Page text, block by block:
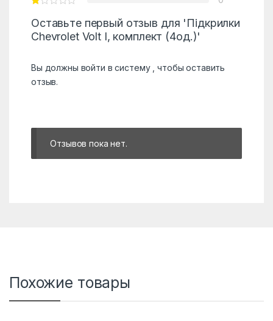
Оставьте первый отзыв для 'Підкрилки
Chevrolet Volt I, комплект (4од.)'
Вы должны войти в систему, чтобы оставить
отзыв.
Отзывов пока нет.
Похожие товары